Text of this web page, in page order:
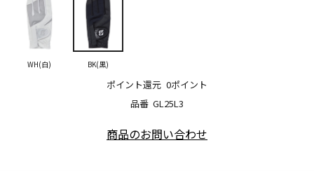
品番 GL25L3
ポイント還元 0ポイント
WH(白) BK(黒)
商品のお問い合わせ